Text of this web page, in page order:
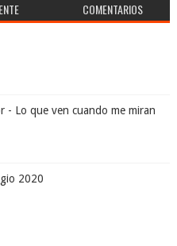
COMENTARIOS
- Lo que ven cuando me miran
2020